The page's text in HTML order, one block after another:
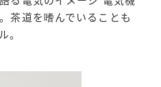
茶道を嗜んでいることも
。